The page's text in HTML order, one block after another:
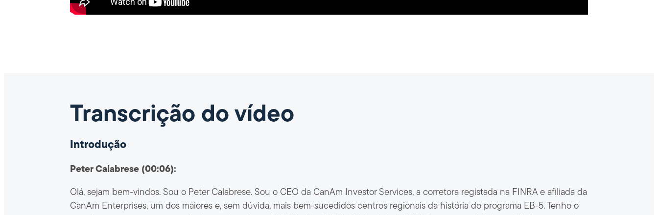
Transcrição do vídeo
Introdução
Peter Calabrese (00:06):
Olá, sejam bem-vindos. Sou o Peter Calabrese. Sou o CEO da CanAm Investor Services, a corretora registada na FINRA e afiliada da
CanAm Enterprises, um dos maiores e, sem dúvida, mais bem-sucedidos centros regionais da história do programa EB-5. Tenho o